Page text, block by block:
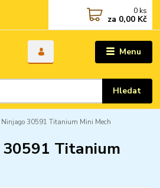
Menu
Hledat
0 ks
za 0,00 Kč
Ninjago 30591 Titanium Mini Mech
Titanium